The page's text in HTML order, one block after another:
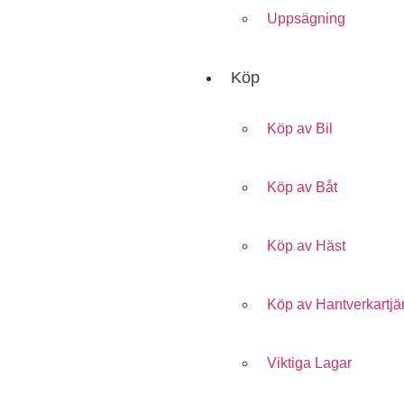
Uppsägning
Köp
Köp av Bil
Köp av Båt
Köp av Häst
Köp av
Viktiga Lagar